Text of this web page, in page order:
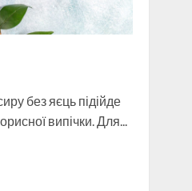
без яєць підійде
випічки. Для...